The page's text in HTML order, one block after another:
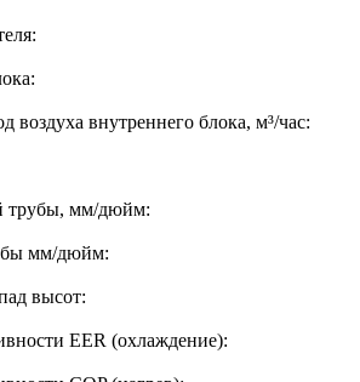
воздуха внутреннего блока, м³/час:
трубы, мм/дюйм:
мм/дюйм:
высот:
EER (охлаждение):